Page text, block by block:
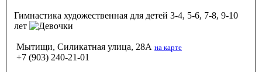
Гимнастика художественная для детей 3-4, 5-6, 7-8, 9-10
лет
Мытищи, Силикатная улица, 28А на карте
+7 (903) 240-21-01